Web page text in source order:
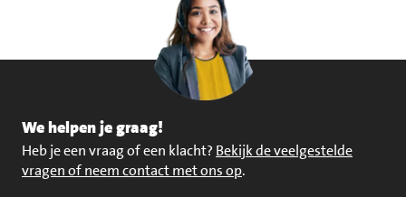
We helpen je graag!
Heb je een vraag of een klacht? Bekijk de veelgestelde
vragen of neem contact met ons op.